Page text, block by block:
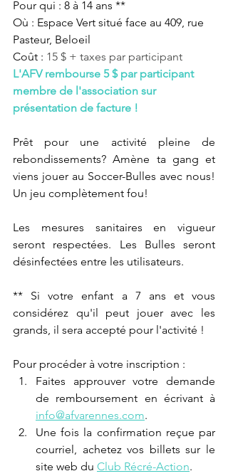
Pour qui : 8 à 14 ans **
Où : Espace Vert situé face au 409, rue
Pasteur, Beloeil
Coût : 15 $ + taxes par participant
L'AFV rembourse 5 $ par participant
membre de l'association sur
présentation de facture !
Prêt pour une activité pleine de
rebondissements? Amène ta gang et
viens jouer au Soccer-Bulles avec nous!
Un jeu complètement fou!
Les mesures sanitaires en vigueur
seront respectées. Les Bulles seront
désinfectées entre les utilisateurs.
** Si votre enfant a 7 ans et vous
considérez qu'il peut jouer avec les
grands, il sera accepté pour l'activité !
Pour procéder à votre inscription :
Faites approuver votre demande
info@afvarennes.com.
Une fois la confirmation reçue par
courriel, achetez vos billets sur le
site web du Club Récré-Action.